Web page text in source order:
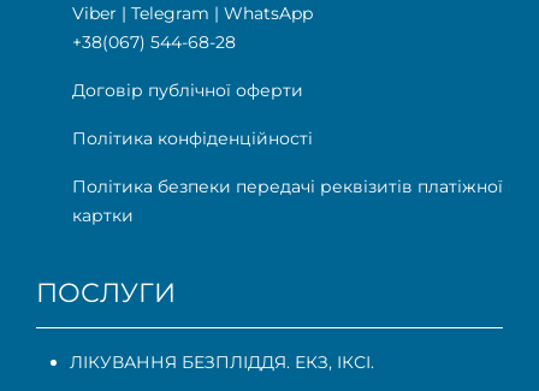
Viber | Telegram | WhatsApp
+38(067) 544-68-28
Договір публічної оферти
Політика конфіденційності
Політика безпеки передачі реквізитів платіжної
картки
ПОСЛУГИ
ЛІКУВАННЯ БЕЗПЛІДДЯ. ЕКЗ, ІКСІ.